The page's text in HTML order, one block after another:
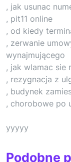
, jak usunac
, pit11 online
, od kiedy
, zerwanie
wynajmującego
, jak wlamac sie
, rezygnacja z
, budynek
, chorobowe po
yyyyy
Podobne